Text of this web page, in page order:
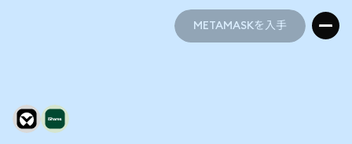
METAMASKを入手